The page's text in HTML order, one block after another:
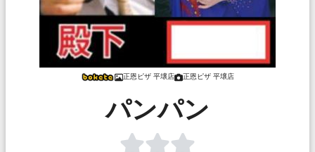
正恩ピザ 平壌店 正恩ピザ 平壌店
パンパン